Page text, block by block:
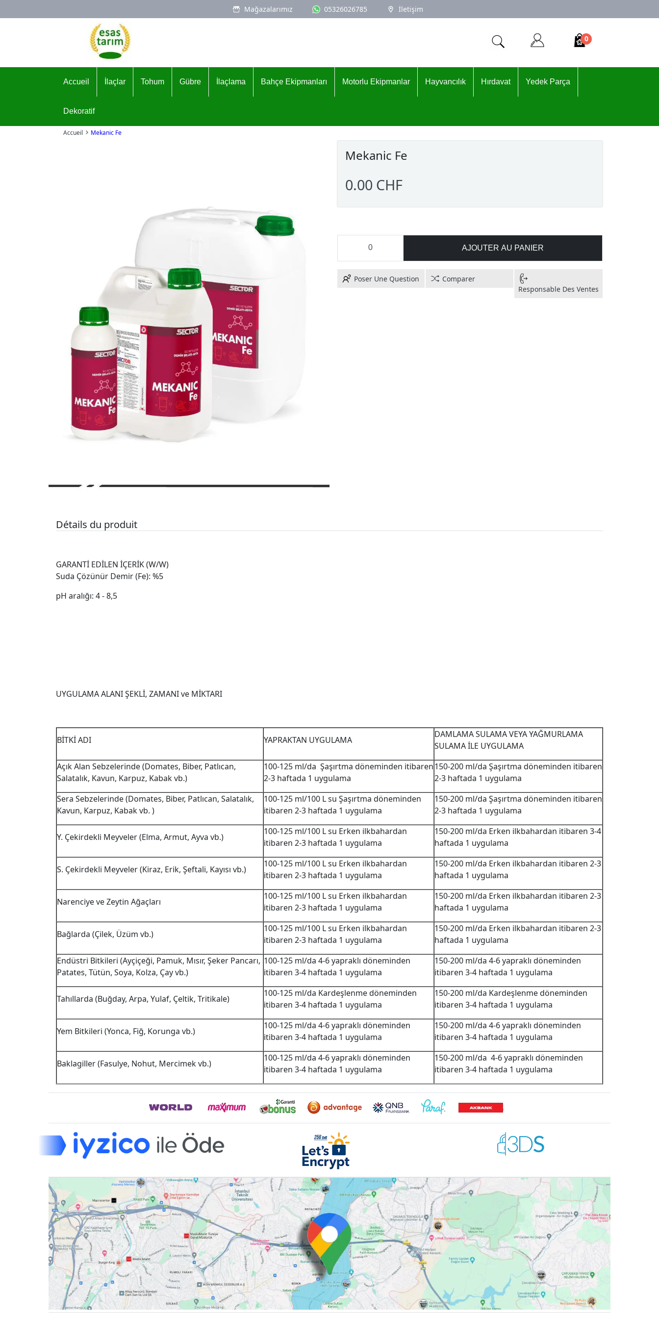
Mağazalarımız 05326026785 İletişim
Logo
0
Accueil İlaçlar Tohum Gübre İlaçlama Bahçe Ekipmanları Motorlu Ekipmanlar Hayvancılık Hırdavat Yedek Parça
Dekoratif
Accueil Mekanic Fe
Mekanic Fe
0.00 CHF
AJOUTER AU PANIER
Poser Une Question
Comparer
Responsable Des Ventes
Détails du produit
GARANTİ EDİLEN İÇERİK (W/W)
Suda Çözünür Demir (Fe): %5
pH aralığı: 4 - 8,5
UYGULAMA ALANI ŞEKLİ, ZAMANI ve MİKTARI
BİTKİ ADI YAPRAKTAN UYGULAMA
DAMLAMA SULAMA VEYA YAĞMURLAMA
SULAMA İLE UYGULAMA
Açık Alan Sebzelerinde (Domates, Biber, Patlıcan,
Salatalık, Kavun, Karpuz, Kabak vb.)
100-125 ml/da Şaşırtma döneminden itibaren
2-3 haftada 1 uygulama
150-200 ml/da Şaşırtma döneminden itibaren
2-3 haftada 1 uygulama
Sera Sebzelerinde (Domates, Biber, Patlıcan, Salatalık,
Kavun, Karpuz, Kabak vb. )
100-125 ml/100 L su Şaşırtma döneminden
itibaren 2-3 haftada 1 uygulama
150-200 ml/da Şaşırtma döneminden itibaren
2-3 haftada 1 uygulama
Y. Çekirdekli Meyveler (Elma, Armut, Ayva vb.)
100-125 ml/100 L su Erken ilkbahardan
itibaren 2-3 haftada 1 uygulama
150-200 ml/da Erken ilkbahardan itibaren 3-4
haftada 1 uygulama
S. Çekirdekli Meyveler (Kiraz, Erik, Şeftali, Kayısı vb.)
100-125 ml/100 L su Erken ilkbahardan
itibaren 2-3 haftada 1 uygulama
150-200 ml/da Erken ilkbahardan itibaren 2-3
haftada 1 uygulama
Narenciye ve Zeytin Ağaçları
100-125 ml/100 L su Erken ilkbahardan
itibaren 2-3 haftada 1 uygulama
150-200 ml/da Erken ilkbahardan itibaren 2-3
haftada 1 uygulama
Bağlarda (Çilek, Üzüm vb.)
100-125 ml/100 L su Erken ilkbahardan
itibaren 2-3 haftada 1 uygulama
150-200 ml/da Erken ilkbahardan itibaren 2-3
haftada 1 uygulama
Endüstri Bitkileri (Ayçiçeği, Pamuk, Mısır, Şeker Pancarı,
Patates, Tütün, Soya, Kolza, Çay vb.)
100-125 ml/da 4-6 yapraklı döneminden
itibaren 3-4 haftada 1 uygulama
150-200 ml/da 4-6 yapraklı döneminden
itibaren 3-4 haftada 1 uygulama
Tahıllarda (Buğday, Arpa, Yulaf, Çeltik, Tritikale)
100-125 ml/da Kardeşlenme döneminden
itibaren 3-4 haftada 1 uygulama
150-200 ml/da Kardeşlenme döneminden
itibaren 3-4 haftada 1 uygulama
Yem Bitkileri (Yonca, Fiğ, Korunga vb.)
100-125 ml/da 4-6 yapraklı döneminden
itibaren 3-4 haftada 1 uygulama
150-200 ml/da 4-6 yapraklı döneminden
itibaren 3-4 haftada 1 uygulama
Baklagiller (Fasulye, Nohut, Mercimek vb.)
100-125 ml/da 4-6 yapraklı döneminden
itibaren 3-4 haftada 1 uygulama
150-200 ml/da 4-6 yapraklı döneminden
itibaren 3-4 haftada 1 uygulama